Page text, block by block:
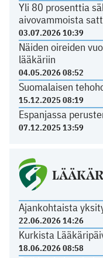
Yli 80 prosenttia
aivovammoista
03.07.2026 10:39
Näiden oireiden
lääkäriin
04.05.2026 08:52
Suomalaisen
15.12.2025 08:19
Espanjassa
07.12.2025 13:59
Ajankohtaista
22.06.2026 14:26
Kurkista
18.06.2026 08:58